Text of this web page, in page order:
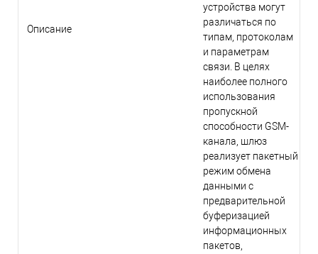
Описание
устройства могут
различаться по
типам, протоколам
и параметрам
связи. В целях
наиболее полного
использования
пропускной
способности GSM-
канала, шлюз
реализует пакетный
режим обмена
данными с
предварительной
буферизацией
информационных
пакетов,